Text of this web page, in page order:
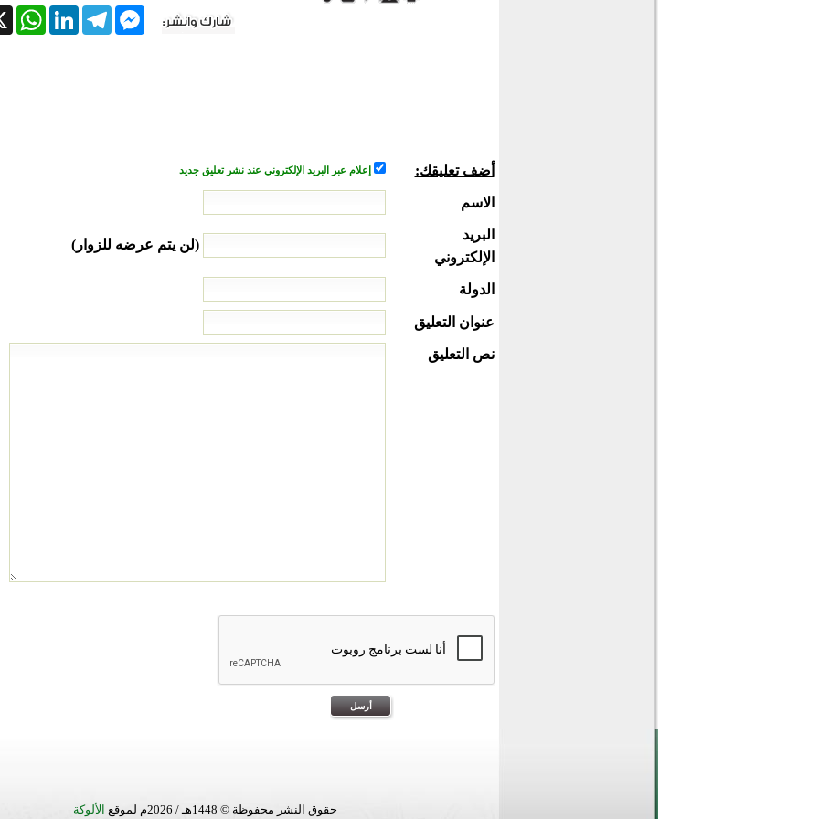
X LinkedInTelegram
Messenger
أضف تعليقك: إعلام عبر البريد الإلكتروني عند نشر تعليق جديد
الاسم
البريد
الإلكتروني
(لن يتم عرضه للزوار)
الدولة
عنوان التعليق
نص التعليق
حقوق النشر محفوظة © 1448هـ / 2026م لموقع الألوكة